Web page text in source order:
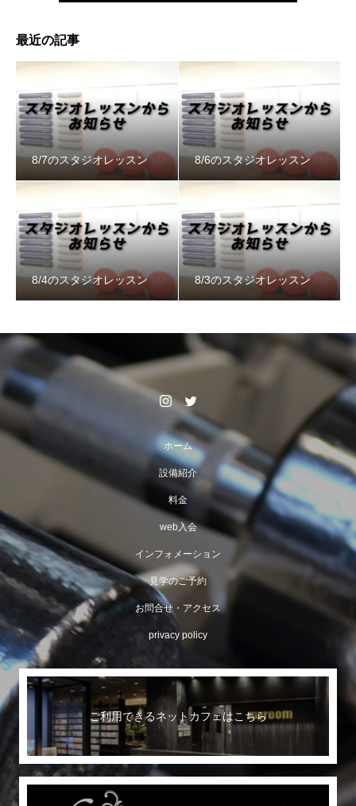
最近の記事
8/7のスタジオレッスン 8/6のスタジオレッスン
8/4のスタジオレッスン 8/3のスタジオレッスン
ホーム
設備紹介
料金
web入会
インフォメーション
見学のご予約
お問合せ・アクセス
privacy policy
ご利用できるネットカフェはこちら